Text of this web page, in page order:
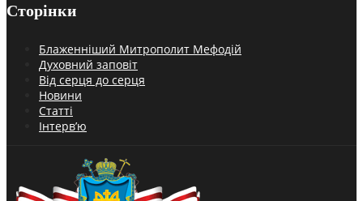
Сторінки
Блаженніший Митрополит Мефодій
Духовний заповіт
Від серця до серця
Новини
Статті
Інтерв’ю